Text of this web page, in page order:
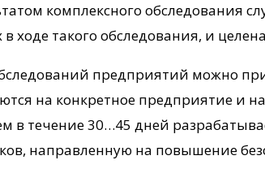
комплексного обследования
такого обследования, и
предприятий можно
на конкретное предприятие и
в течение 30…45 дней
направленную на повышение